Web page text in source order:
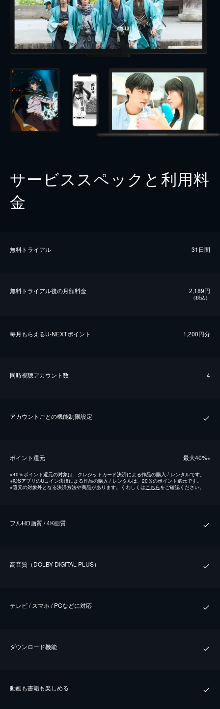
サービススペックと利用料
金
無料トライアル 31日間
無料トライアル後の⽉額料金 2,189円
（税込）
毎⽉もらえるU-NEXTポイント 1,200円分
同時視聴アカウント数 4
アカウントごとの機能制限設定
ポイント還元 最⼤40%※
※40％ポイント還元の対象は、クレジットカード決済による作品の購入 / レンタルです。
※iOSアプリのUコイン決済による作品の購入 / レンタルは、20％のポイント還元です。
※還元の対象外となる決済方法や商品があります。くわしくはこちらをご確認ください。
フルHD画質 / 4K画質
⾼⾳質（DOLBY DIGITAL PLUS）
テレビ / スマホ / PCなどに対応
ダウンロード機能
動画も書籍も楽しめる